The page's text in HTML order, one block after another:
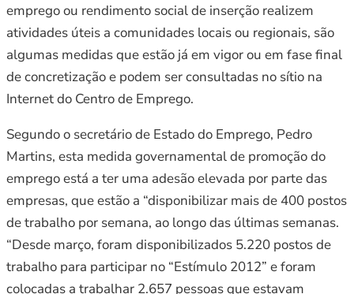
emprego ou rendimento social de inserção realizem
atividades úteis a comunidades locais ou regionais, são
algumas medidas que estão já em vigor ou em fase final
de concretização e podem ser consultadas no sítio na
Internet do Centro de Emprego.
Segundo o secretário de Estado do Emprego, Pedro
Martins, esta medida governamental de promoção do
emprego está a ter uma adesão elevada por parte das
empresas, que estão a “disponibilizar mais de 400 postos
de trabalho por semana, ao longo das últimas semanas.
“Desde março, foram disponibilizados 5.220 postos de
trabalho para participar no “Estímulo 2012” e foram
colocadas a trabalhar 2.657 pessoas que estavam